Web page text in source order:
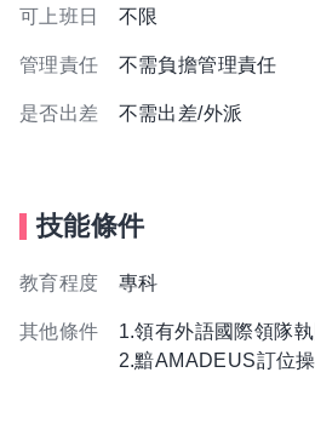
可上班日 不限
管理責任 不需負擔管理責任
是否出差 不需出差/外派
技能條件
教育程度 專科
其他條件
1.領有外語國際領隊執
2.黯AMADEUS訂位操